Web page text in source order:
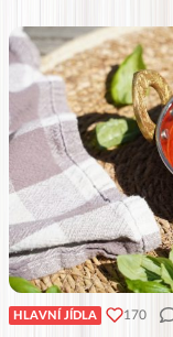
HLAVNÍ JÍDLA 170